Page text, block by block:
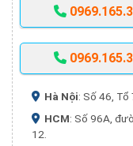
Hà Nội: Số 46, Tổ
HCM: Số 96A,
12.